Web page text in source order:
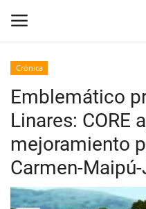
Inicio
Crónica
Policial
Tribunales
Crónica
Emblemático
Linares: CORE
mejoramiento
Carmen-